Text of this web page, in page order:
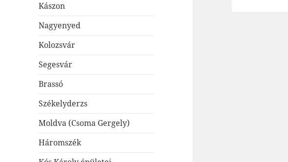
Kászon
Nagyenyed
Kolozsvár
Segesvár
Brassó
Székelyderzs
Moldva (Csoma Gergely)
Háromszék